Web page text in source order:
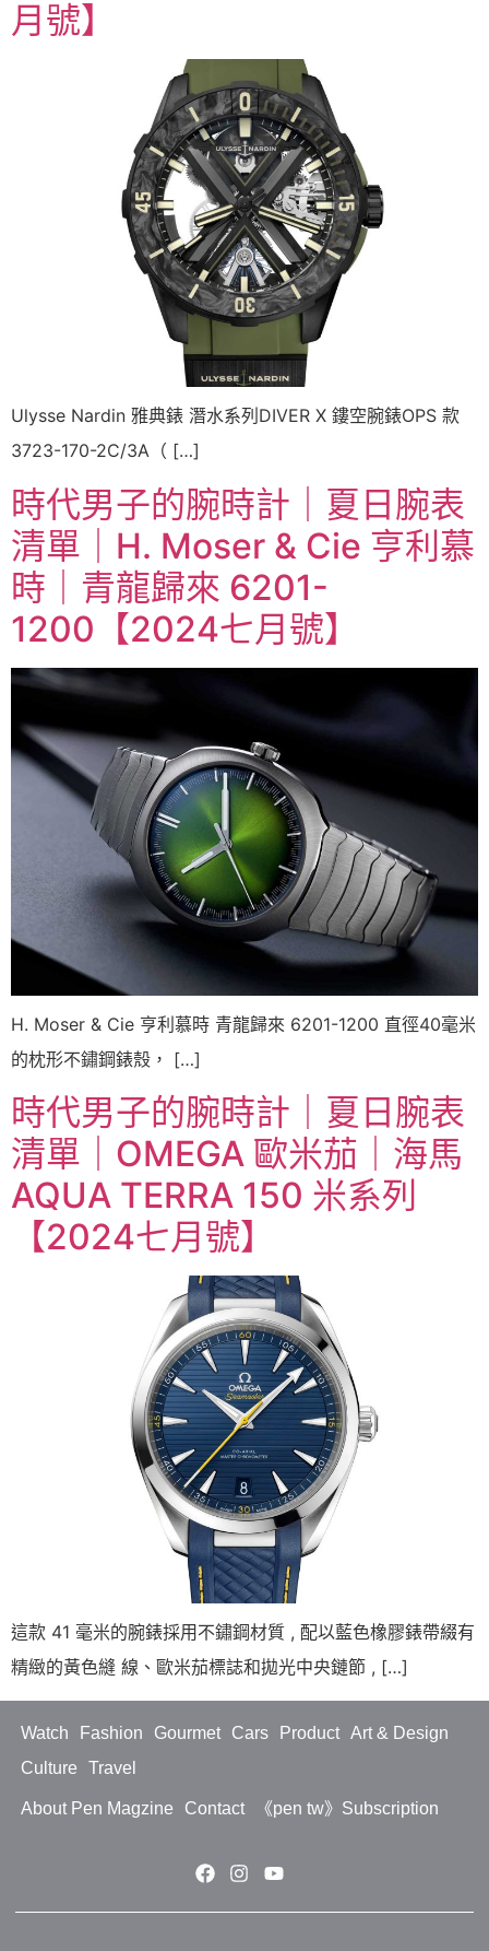
月號】
Ulysse Nardin 雅典錶 潛水系列DIVER X 鏤空腕錶OPS 款
3723-170-2C/3A（ […]
時代男子的腕時計｜夏日腕表
清單｜H. Moser & Cie 亨利慕
時｜青龍歸來 6201-
1200【2024七月號】
H. Moser & Cie 亨利慕時 青龍歸來 6201-1200 直徑40毫米
的枕形不鏽鋼錶殼， […]
時代男子的腕時計｜夏日腕表
清單｜OMEGA 歐米茄｜海馬
AQUA TERRA 150 米系列
【2024七月號】
這款 41 毫米的腕錶採用不鏽鋼材質 , 配以藍色橡膠錶帶綴有
精緻的黃色縫 線、歐米茄標誌和拋光中央鏈節 , […]
Watch Fashion Gourmet Cars Product
Art & Design
Culture
Travel
About Pen Magzine Contact 《pen tw》Subscription